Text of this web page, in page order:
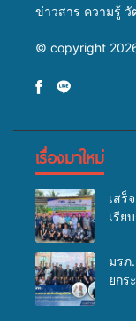
ข่าวสาร ความรู้
© copyright
เรื่องมาใหม่
เสร็
เรีย
เคลื่
มรภ
ยกร